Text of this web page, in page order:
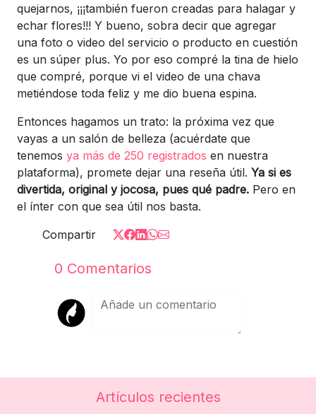
quejarnos, ¡¡¡también fueron creadas para halagar y
echar flores!!! Y bueno, sobra decir que agregar
una foto o video del servicio o producto en cuestión
es un súper plus. Yo por eso compré la tina de hielo
que compré, porque vi el video de una chava
metiéndose toda feliz y me dio buena espina.
Entonces hagamos un trato: la próxima vez que
vayas a un salón de belleza (acuérdate que
tenemos ya más de 250 registrados en nuestra
plataforma), promete dejar una reseña útil. Ya si es
divertida, original y jocosa, pues qué padre. Pero en
el ínter con que sea útil nos basta.
0 Comentarios
Compartir
Artículos recientes